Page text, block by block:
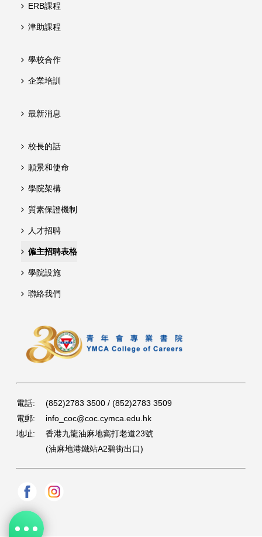
ERB課程
津助課程
學校合作
企業培訓
最新消息
校長的話
願景和使命
學院架構
質素保證機制
人才招聘
僱主招聘表格
學院設施
聯絡我們
電話:
(852)2783 3500 / (852)2783 3509
電郵:
info_coc@coc.cymca.edu.hk
地址:
香港九龍油麻地窩打老道23號
(油麻地港鐵站A2碧街出口)